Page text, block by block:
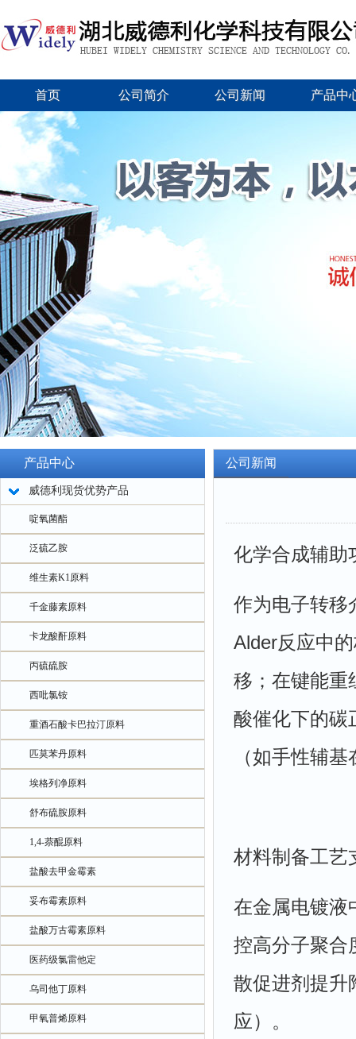
首页 公司简介 公司新闻 产品中
产品中心
威德利现货优势产品
啶氧菌酯
泛硫乙胺
维生素K1原料
千金藤素原料
卡龙酸酐原料
丙硫硫胺
西吡氯铵
重酒石酸卡巴拉汀原料
匹莫苯丹原料
埃格列净原料
舒布硫胺原料
1,4-萘醌原料
盐酸去甲金霉素
妥布霉素原料
盐酸万古霉素原料
医药级氯雷他定
乌司他丁原料
甲氧普烯原料
公司新闻
化学合成辅助
作为电子转移
Alder反应中
移；在键能重
酸催化下的碳
（如手性辅
材料制备工艺
在金属电镀液
控高分子聚合
散促进剂提升
应）。